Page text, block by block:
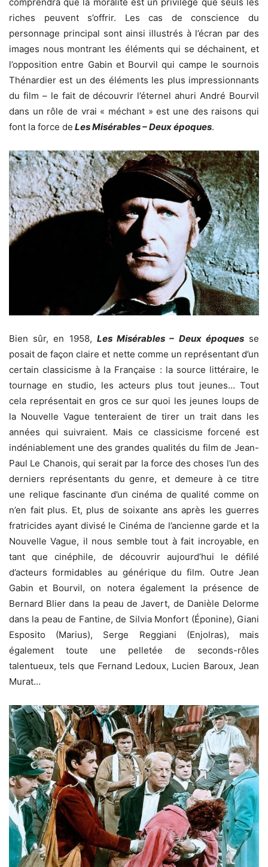
riches peuvent s’offrir. Les cas de conscience du
personnage principal sont ainsi illustrés à l’écran par des
images nous montrant les éléments qui se déchainent, et
l’opposition entre Gabin et Bourvil qui campe le sournois
Thénardier est un des éléments les plus impressionnants
du film – le fait de découvrir l’éternel ahuri André Bourvil
dans un rôle de vrai « méchant » est une des raisons qui
font la force de Les Misérables – Deux époques.
Bien sûr, en 1958, Les Misérables – Deux époquesse
posait de façon claire et nette comme un représentant d’un
certain classicisme à la Française : la source littéraire, le
tournage en studio, les acteurs plus tout jeunes… Tout
cela représentait en gros ce sur quoi les jeunes loups de
la Nouvelle Vague tenteraient de tirer un trait dans les
années qui suivraient. Mais ce classicisme forcené est
indéniablement une des grandes qualités du film de Jean-
Paul Le Chanois, qui serait par la force des choses l’un des
derniers représentants du genre, et demeure à ce titre
une relique fascinante d’un cinéma de qualité comme on
n’en fait plus. Et, plus de soixante ans après les guerres
fratricides ayant divisé le Cinéma de l’ancienne garde et la
Nouvelle Vague, il nous semble tout à fait incroyable, en
tant que cinéphile, de découvrir aujourd’hui le défilé
d’acteurs formidables au générique du film. Outre Jean
Gabin et Bourvil, on notera également la présence de
Bernard Blier dans la peau de Javert, de Danièle Delorme
dans la peau de Fantine, de Silvia Monfort (Éponine), Giani
Esposito (Marius), Serge Reggiani (Enjolras), mais
également toute une pelletée de seconds-rôles
talentueux, tels que Fernand Ledoux, Lucien Baroux, Jean
Murat…